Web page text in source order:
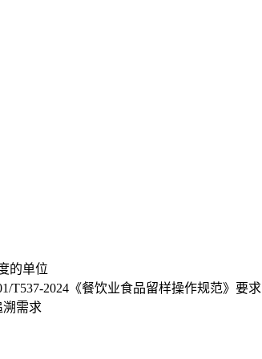
的单位
T537-2024《餐饮业食品留样操作规范》要求
溯需求